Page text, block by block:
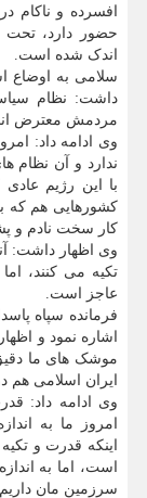
افسرده و ناکام
حضور دارد، تحت
اندک شده است.
سلامی به اوضاع
داشت: نظام
مردمش معترض اند
وی ادامه داد:
ندارد و آن نظام
با این رژیم
کشورهایی هم که
کار سخت نادم و
وی اظهار داشت:
تکیه می کنند،
عاجز است.
فرمانده سپاه
اشاره نمود و
موشک های ما
ایران اسلامی
امروز ما به
اینکه قدرت و
است، اما به
سرزمین مان داریم.